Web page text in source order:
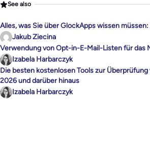
See also
Alles, was Sie über GlockApps wissen
Jakub Ziecina
Verwendung von Opt-in-E-Mail-Listen für das
Izabela Harbarczyk
Die besten kostenlosen Tools zur
2026 und darüber hinaus
Izabela Harbarczyk